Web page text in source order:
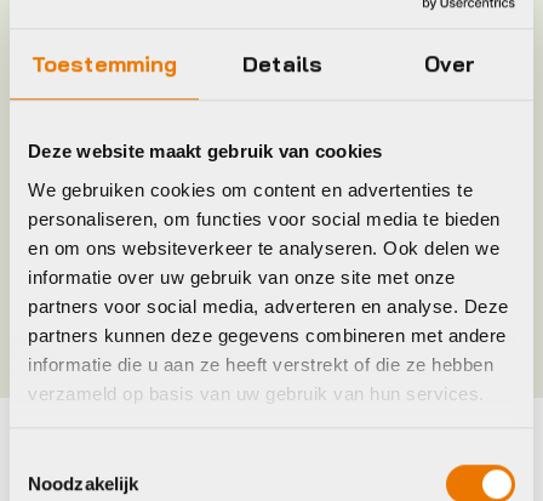
Toestemming Details Over
Deze website maakt gebruik van cookies
We gebruiken cookies om content en advertenties te
personaliseren, om functies voor social media te bieden
en om ons websiteverkeer te analyseren. Ook delen we
informatie over uw gebruik van onze site met onze
partners voor social media, adverteren en analyse. Deze
partners kunnen deze gegevens combineren met andere
informatie die u aan ze heeft verstrekt of die ze hebben
verzameld op basis van uw gebruik van hun services.
Noodzakelijk
Plaatsbepaling
Merk
Jaar 2016
Kleur Zwart
Maak je fiets compleet